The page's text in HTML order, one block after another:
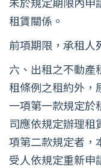
租賃關係。
前項期限，承租人
六、出租之不動產
租條例之租約外，
一項第一款規定於
司應依規定辦理
項第二款規定者，
受人依規定重新申